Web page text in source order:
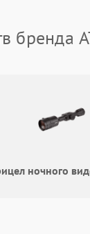
1 год
бренда
ночного